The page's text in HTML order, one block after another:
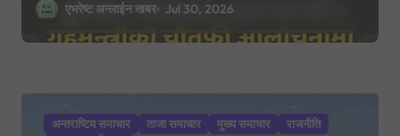
एभरेष्ट अन्लाईन खबर Jul 30, 2026
अन्तराष्टिय समाचार ताजा समाचार मुख्य समाचार
राजनीति